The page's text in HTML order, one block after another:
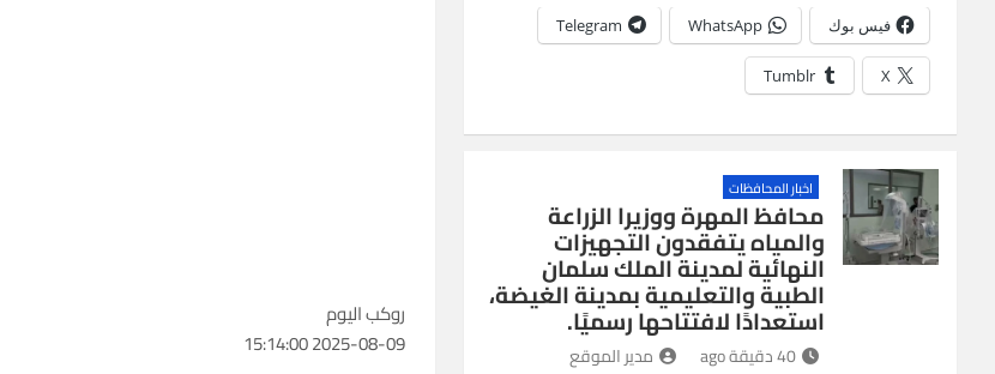
روكب اليوم
2025-08-09 15:14:00
فيس بوك WhatsApp
Telegram
X
Tumblr
اخبار المحافظات
محافظ المهرة ووزيرا الزراعة
والمياه يتفقدون التجهيزات
النهائية لمدينة الملك سلمان
الطبية والتعليمية بمدينة الغيضة،
استعدادًا لافتتاحها رسميًا.
40 دقيقة ago مدير الموقع